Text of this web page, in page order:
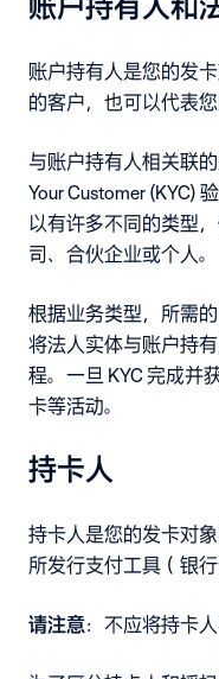
账户持有人是您的发
的客户，也可以代表您
与账户持有人相关联
Your Customer (KYC)
以有许多不同的类型
司、合伙企业或个人。
根据业务类型，所需
将法人实体与账户持
程。一旦 KYC 完成并
卡等活动。
持卡人
持卡人是您的发卡对
所发行支付工具（银
请注意：不应将持卡